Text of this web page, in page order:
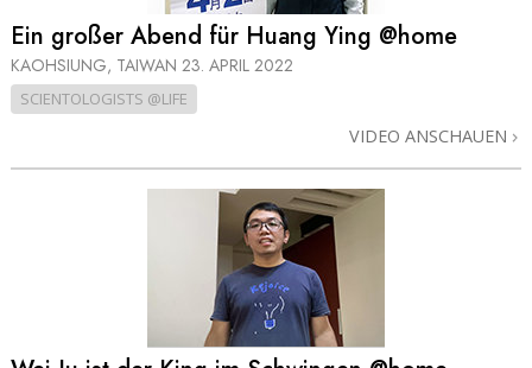
Ein großer Abend für Huang Ying @home
KAOHSIUNG, TAIWAN 23. APRIL 2022
SCIENTOLOGISTS @LIFE
VIDEO ANSCHAUEN